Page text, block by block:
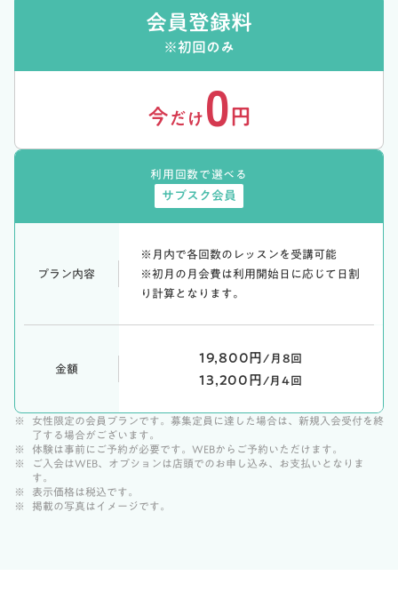
会員登録料
※初回のみ
今だけ0円
利用回数で選べる
サブスク会員
プラン内容
※月内で各回数のレッスンを受講可能
※初月の月会費は利用開始日に応じて日割
り計算となります。
金額 19,800円/月8回
13,200円/月4回
※ 女性限定の会員プランです。募集定員に達した場合は、新規入会受付を終
了する場合がございます。
※ 体験は事前にご予約が必要です。WEBからご予約いただけます。
※ ご入会はWEB、オプションは店頭でのお申し込み、お支払いとなりま
す。
※ 表示価格は税込です。
※ 掲載の写真はイメージです。